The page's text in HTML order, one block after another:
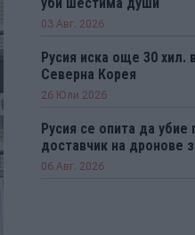
03 Авг. 2026
Русия иска още 30 хил.
Северна Корея
26 Юли 2026
Русия се опита да убие
доставчик на дронове
06 Авг. 2026